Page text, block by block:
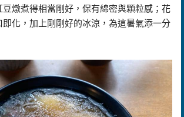
豆燉煮得相當剛好，保有綿密與顆粒感；花
即化，加上剛剛好的冰涼，為這暑氣添一分